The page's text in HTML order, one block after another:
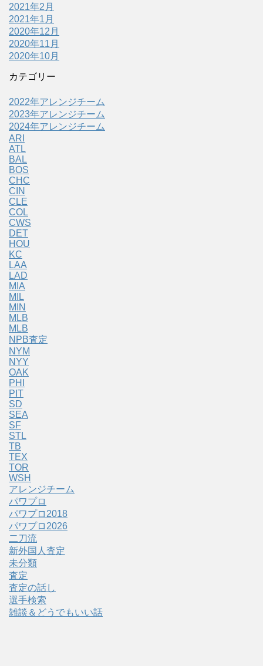
2021年2月
2021年1月
2020年12月
2020年11月
2020年10月
カテゴリー
2022年アレンジチーム
2023年アレンジチーム
2024年アレンジチーム
ARI
ATL
BAL
BOS
CHC
CIN
CLE
COL
CWS
DET
HOU
KC
LAA
LAD
MIA
MIL
MIN
MLB
MLB
NPB査定
NYM
NYY
OAK
PHI
PIT
SD
SEA
SF
STL
TB
TEX
TOR
WSH
アレンジチーム
パワプロ
パワプロ2018
パワプロ2026
二刀流
新外国人査定
未分類
査定
査定の話し
選手検索
雑談＆どうでもいい話